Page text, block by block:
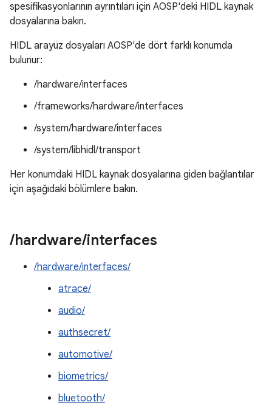
spesifikasyonlarının ayrıntıları için AOSP'deki HIDL kaynak
dosyalarına bakın.
HIDL arayüz dosyaları AOSP'de dört farklı konumda
bulunur:
/hardware/interfaces
/frameworks/hardware/interfaces
/system/hardware/interfaces
/system/libhidl/transport
Her konumdaki HIDL kaynak dosyalarına giden bağlantılar
için aşağıdaki bölümlere bakın.
/hardware/interfaces
/hardware/interfaces/
atrace/
audio/
authsecret/
automotive/
biometrics/
bluetooth/